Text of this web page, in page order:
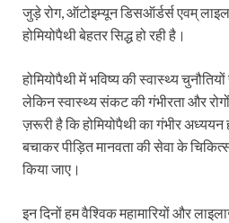
जुड़े रोग, ऑटोइम्यून डिसऑर्डर्स एवम्
होमियोपैथी बेहतर सिद्ध हो रही है।
होमियोपैथी में भविष्य की स्वास्थ्य
लेकिन स्वास्थ्य संकट की गंभीरता और
ज़रूरी है कि होमियोपैथी का गंभीर
बचाकर पीड़ित मानवता की सेवा के
किया जाए।
इन दिनों हम वैश्विक महामारियों और